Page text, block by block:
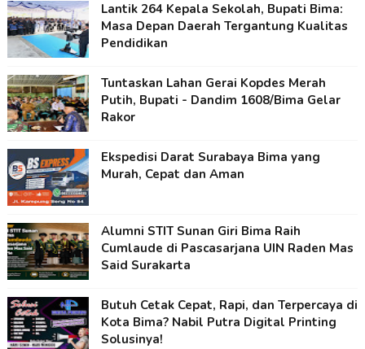
Lantik 264 Kepala Sekolah, Bupati Bima:
Masa Depan Daerah Tergantung Kualitas
Pendidikan
Tuntaskan Lahan Gerai Kopdes Merah
Putih, Bupati - Dandim 1608/Bima Gelar
Rakor
Ekspedisi Darat Surabaya Bima yang
Murah, Cepat dan Aman
Alumni STIT Sunan Giri Bima Raih
Cumlaude di Pascasarjana UIN Raden Mas
Said Surakarta
Butuh Cetak Cepat, Rapi, dan Terpercaya di
Kota Bima? Nabil Putra Digital Printing
Solusinya!